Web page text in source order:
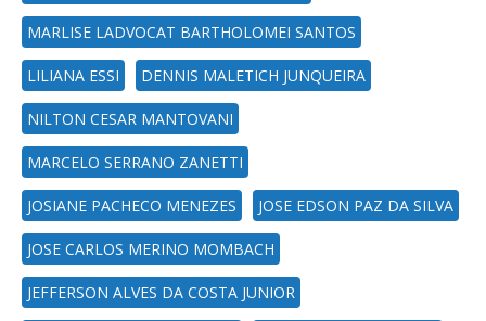
MARLISE LADVOCAT BARTHOLOMEI SANTOS
LILIANA ESSI DENNIS MALETICH JUNQUEIRA
NILTON CESAR MANTOVANI
MARCELO SERRANO ZANETTI
JOSIANE PACHECO MENEZES JOSE EDSON PAZ DA SILVA
JOSE CARLOS MERINO MOMBACH
JEFFERSON ALVES DA COSTA JUNIOR